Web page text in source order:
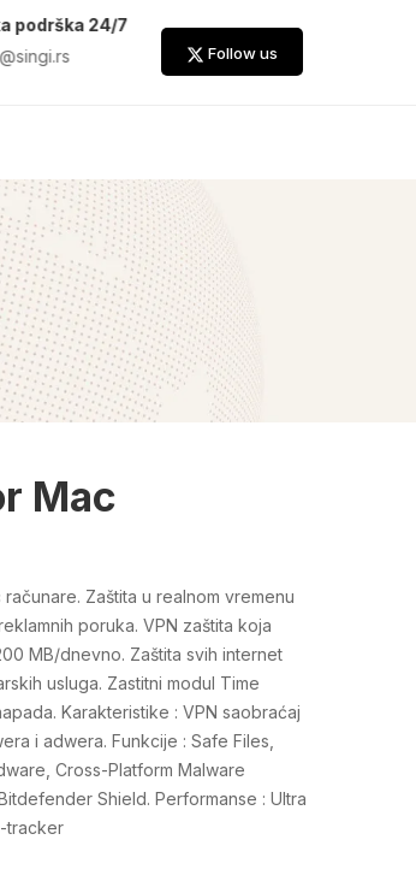
podrška 24/7
Služba prodaje
prodaja@singi.rs
Follow us
Mac
Zaštita u realnom vremenu
poruka. VPN zaštita koja
MB/dnevno. Zaštita svih internet
usluga. Zastitni modul Time
Karakteristike : VPN saobraćaj
i adwera. Funkcije : Safe Files,
Cross-Platform Malware
Shield. Performanse : Ultra
tracker